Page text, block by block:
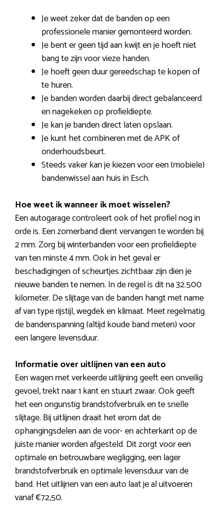
Je weet zeker dat de banden op een
professionele manier gemonteerd worden.
Je bent er geen tijd aan kwijt en je hoeft niet
bang te zijn voor vieze handen.
Je hoeft geen duur gereedschap te kopen of
te huren.
Je banden worden daarbij direct gebalanceerd
en nagekeken op profieldiepte.
Je kan je banden direct laten opslaan.
Je kunt het combineren met de APK of
onderhoudsbeurt.
Steeds vaker kan je kiezen voor een (mobiele)
bandenwissel aan huis in Esch.
Hoe weet ik wanneer ik moet wisselen?
Een autogarage controleert ook of het profiel nog in
orde is. Een zomerband dient vervangen te worden bij
2 mm. Zorg bij winterbanden voor een profieldiepte
van ten minste 4 mm. Ook in het geval er
beschadigingen of scheurtjes zichtbaar zijn dien je
nieuwe banden te nemen. In de regel is dit na 32.500
kilometer. De slijtage van de banden hangt met name
af van type rijstijl, wegdek en klimaat. Meet regelmatig
de bandenspanning (altijd koude band meten) voor
een langere levensduur.
Informatie over uitlijnen van een auto
Een wagen met verkeerde uitlijning geeft een onveilig
gevoel, trekt naar 1 kant en stuurt zwaar. Ook geeft
het een ongunstig brandstofverbruik en te snelle
slijtage. Bij uitlijnen draait het erom dat de
ophangingsdelen aan de voor- en achterkant op de
juiste manier worden afgesteld. Dit zorgt voor een
optimale en betrouwbare wegligging, een lager
brandstofverbruik en optimale levensduur van de
band. Het uitlijnen van een auto laat je al uitvoeren
vanaf €72,50.